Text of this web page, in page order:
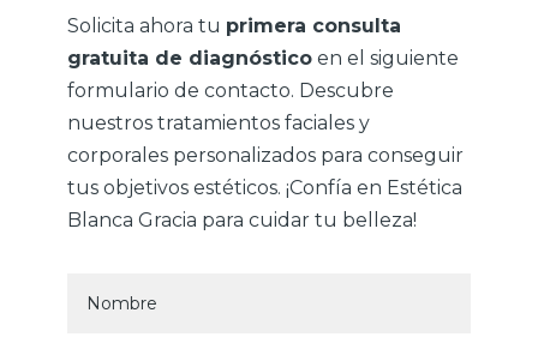
Solicita ahora tu primera consulta
gratuita de diagnóstico en el siguiente
formulario de contacto. Descubre
nuestros tratamientos faciales y
corporales personalizados para conseguir
tus objetivos estéticos. ¡Confía en Estética
Blanca Gracia para cuidar tu belleza!